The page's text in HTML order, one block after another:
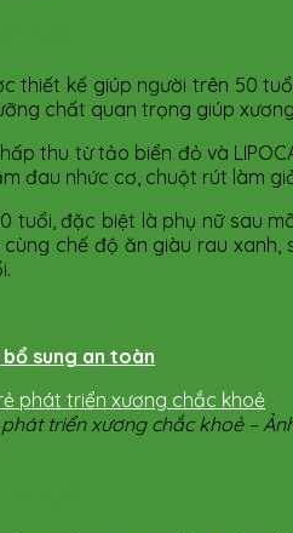
thiết kế giúp người trên 50
chất quan trọng giúp
thu từ tảo biển đỏ và
đau nhức cơ, chuột rút làm
đặc biệt là phụ nữ sau
chế độ ăn giàu rau
sung an toàn
triển xương chắc khoẻ –